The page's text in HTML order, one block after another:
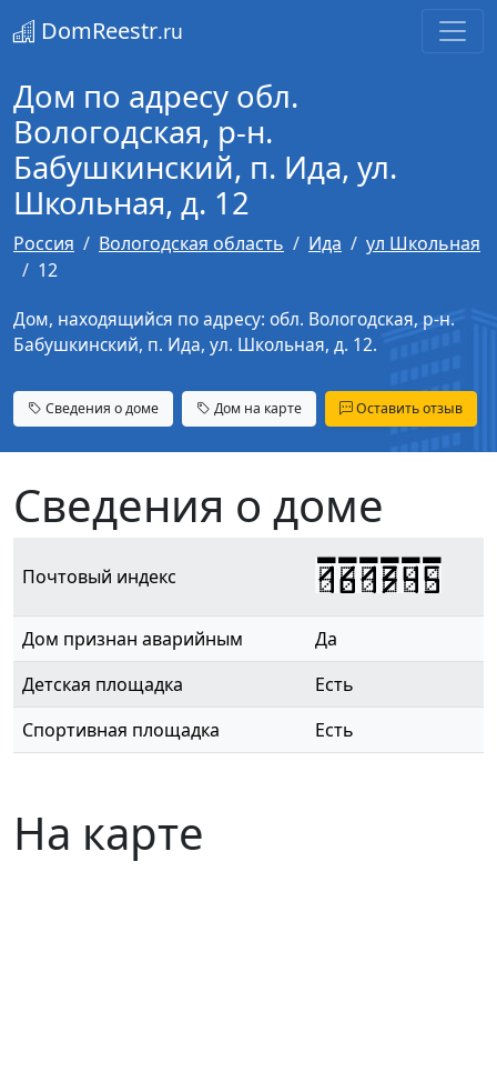
DomReestr.ru
Дом по адресу обл.
Вологодская, р-н.
Бабушкинский, п. Ида, ул.
Школьная, д. 12
Россия Вологодская область Ида
ул Школьная
12
Дом, находящийся по адресу: обл. Вологодская, р-н.
Бабушкинский, п. Ида, ул. Школьная, д. 12.
Сведения о доме Дом на карте Оставить отзыв
Сведения о доме
Почтовый индекс 161345
Дом признан аварийным
Да
Детская площадка
Есть
Спортивная площадка
Есть
На карте